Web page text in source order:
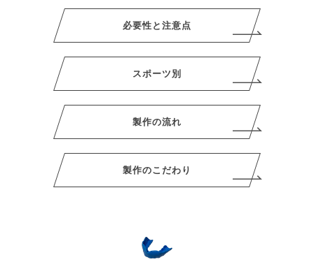
必要性と注意点
スポーツ別
製作の流れ
製作のこだわり